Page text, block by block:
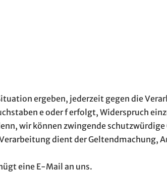
ergeben, jederzeit gegen die
e oder f erfolgt, Widerspruch
wir können zwingende
dient der Geltendmachung,
eine E-Mail an uns.